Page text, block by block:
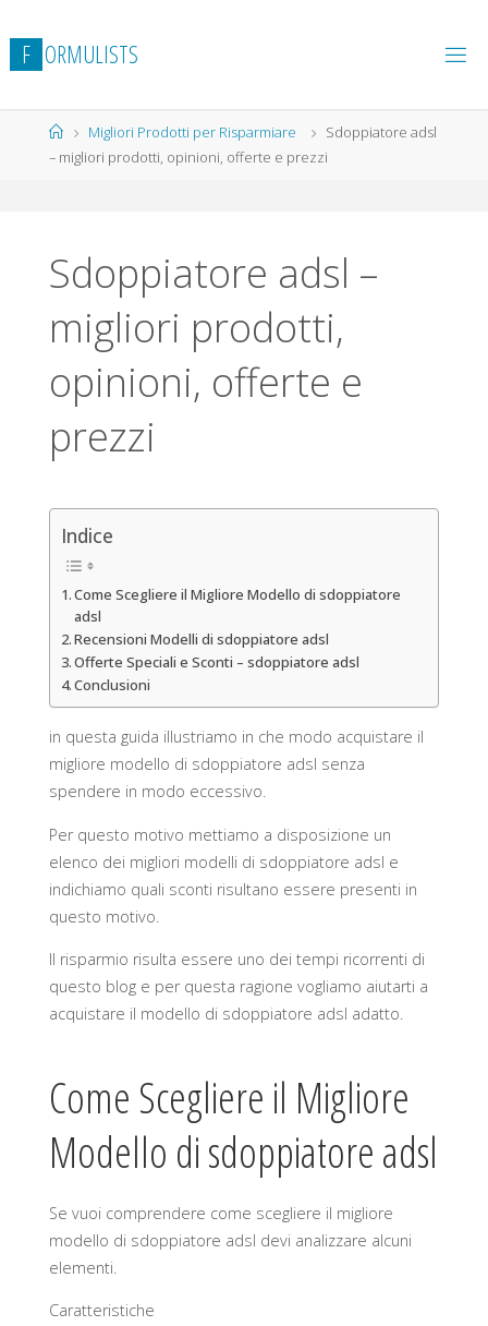
al
contenuto
F ORMULISTS
HomeMigliori Prodotti per Risparmiare
Sdoppiatore adsl
– migliori prodotti, opinioni, offerte e prezzi
Sdoppiatore adsl –
migliori prodotti,
opinioni, offerte e
prezzi
Indice
Come Scegliere il Migliore Modello di sdoppiatore
adsl
Recensioni Modelli di sdoppiatore adsl
Offerte Speciali e Sconti – sdoppiatore adsl
Conclusioni
in questa guida illustriamo in che modo acquistare il
migliore modello di sdoppiatore adsl senza
spendere in modo eccessivo.
Per questo motivo mettiamo a disposizione un
elenco dei migliori modelli di sdoppiatore adsl e
indichiamo quali sconti risultano essere presenti in
questo motivo.
Il risparmio risulta essere uno dei tempi ricorrenti di
questo blog e per questa ragione vogliamo aiutarti a
acquistare il modello di sdoppiatore adsl adatto.
Come Scegliere il Migliore
Modello di sdoppiatore adsl
Se vuoi comprendere come scegliere il migliore
modello di sdoppiatore adsl devi analizzare alcuni
elementi.
Caratteristiche